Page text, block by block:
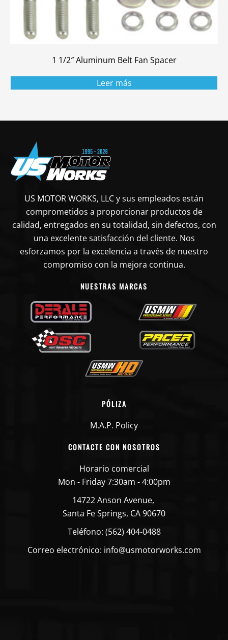
1 1/2″ Aluminum Belt Fan Spacer
Leer más
US MOTOR WORKS, LLC y sus empleados están
comprometidos a proporcionar productos de
calidad, entregados en su totalidad, sin defectos, con
una excelente satisfacción del cliente. Nos
esforzamos por la excelencia a través de nuestro
compromiso con la mejora continua.
NUESTRAS MARCAS
PÓLIZA
M.A.P. Policy
CONTACTE CON NOSOTROS
Horario comercial
Mon - Friday 7:30am - 4:00pm
14722 Anson Avenue,
Santa Fe Springs, CA 90670
Teléfono: (562) 404-0488
Correo electrónico: info@usmotorworks.com